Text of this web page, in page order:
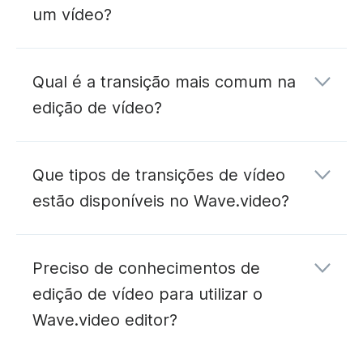
um vídeo?
Qual é a transição mais comum na
edição de vídeo?
Que tipos de transições de vídeo
estão disponíveis no Wave.video?
Preciso de conhecimentos de
edição de vídeo para utilizar o
Wave.video editor?